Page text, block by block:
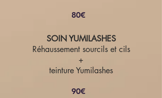
80€
SOIN YUMILASHES
Réhaussement sourcils et cils
+
teinture Yumilashes
90€